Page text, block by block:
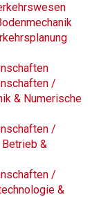
/
& Numerische
/
&
/
&